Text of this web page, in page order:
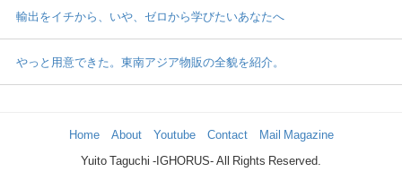
輸出をイチから、いや、ゼロから学びたいあなたへ
やっと用意できた。東南アジア物販の全貌を紹介。
Home About Youtube Contact Mail Magazine
Yuito Taguchi -IGHORUS- All Rights Reserved.